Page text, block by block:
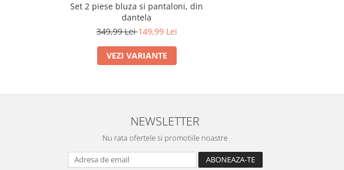
Set 2 piese bluza si pantaloni, din
dantela
349,99 Lei149,99 Lei
VEZI VARIANTE
NEWSLETTER
Nu rata ofertele si promotiile noastre